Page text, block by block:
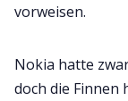
vorweisen.
Nokia hatte
doch die Finnen